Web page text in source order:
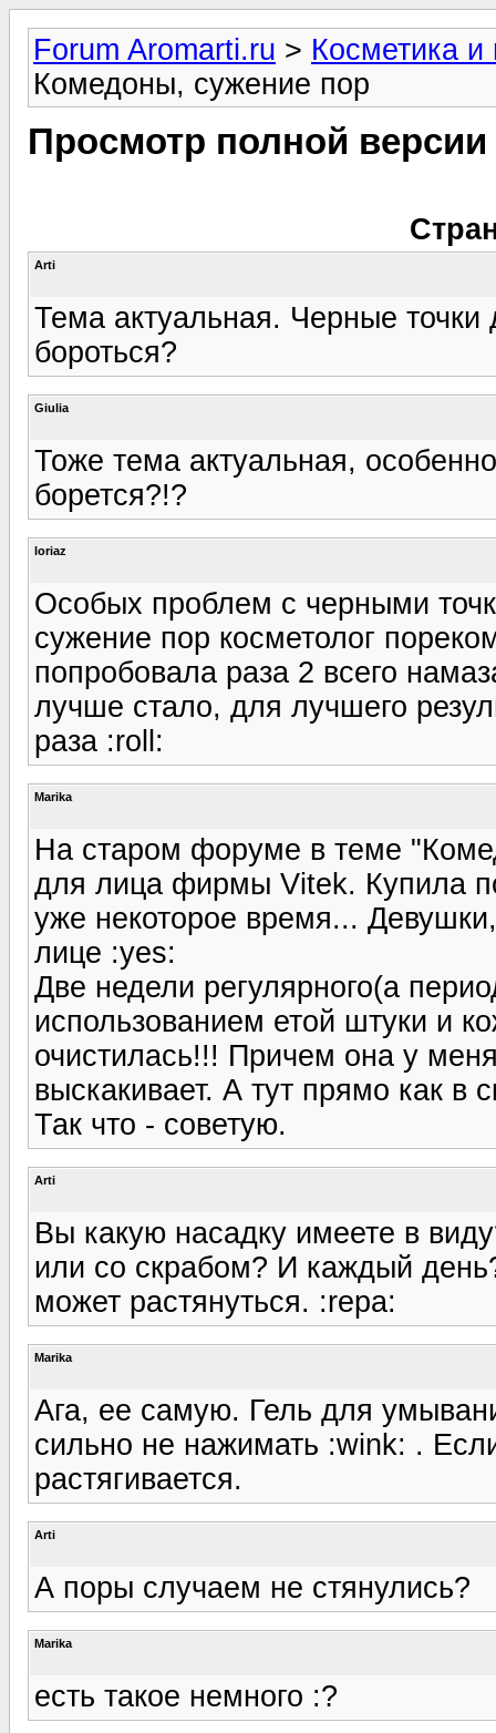
Forum Aromarti.ru > Косметика
Комедоны, сужение пор
Просмотр полной
Arti
Тема актуальная. Черные
бороться?
Giulia
Тоже тема актуальная,
борется?!?
loriaz
Особых проблем с черными
сужение пор косметолог
попробовала раза 2 всего
лучше стало, для лучшего
раза :roll:
Marika
На старом форуме в теме
для лица фирмы Vitek. Купила
уже некоторое время...
лице :yes:
Две недели регулярного(а
использованием етой штуки и
очистилась!!! Причем она у
выскакивает. А тут прямо как в
Так что - советую.
Arti
Вы какую насадку имеете в
или со скрабом? И каждый
может растянуться. :repa:
Marika
Ага, ее самую. Гель для
сильно не нажимать :wink: .
растягивается.
Arti
А поры случаем не стянулись?
Marika
есть такое немного :?